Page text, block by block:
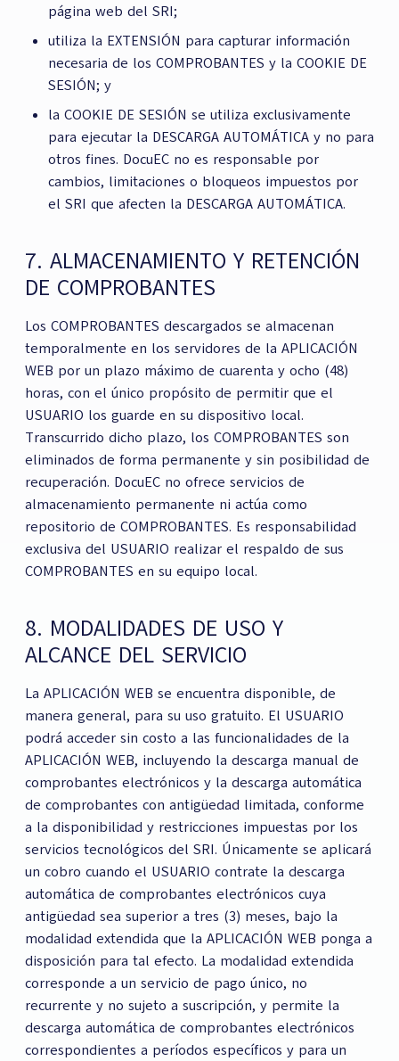
página web del SRI;
utiliza la EXTENSIÓN para capturar información
necesaria de los COMPROBANTES y la COOKIE DE
SESIÓN; y
la COOKIE DE SESIÓN se utiliza exclusivamente
para ejecutar la DESCARGA AUTOMÁTICA y no para
otros fines. DocuEC no es responsable por
cambios, limitaciones o bloqueos impuestos por
el SRI que afecten la DESCARGA AUTOMÁTICA.
7. ALMACENAMIENTO Y RETENCIÓN
DE COMPROBANTES
Los COMPROBANTES descargados se almacenan
temporalmente en los servidores de la APLICACIÓN
WEB por un plazo máximo de cuarenta y ocho (48)
horas, con el único propósito de permitir que el
USUARIO los guarde en su dispositivo local.
Transcurrido dicho plazo, los COMPROBANTES son
eliminados de forma permanente y sin posibilidad de
recuperación. DocuEC no ofrece servicios de
almacenamiento permanente ni actúa como
repositorio de COMPROBANTES. Es responsabilidad
exclusiva del USUARIO realizar el respaldo de sus
COMPROBANTES en su equipo local.
8. MODALIDADES DE USO Y
ALCANCE DEL SERVICIO
La APLICACIÓN WEB se encuentra disponible, de
manera general, para su uso gratuito. El USUARIO
podrá acceder sin costo a las funcionalidades de la
APLICACIÓN WEB, incluyendo la descarga manual de
comprobantes electrónicos y la descarga automática
de comprobantes con antigüedad limitada, conforme
a la disponibilidad y restricciones impuestas por los
servicios tecnológicos del SRI. Únicamente se aplicará
un cobro cuando el USUARIO contrate la descarga
automática de comprobantes electrónicos cuya
antigüedad sea superior a tres (3) meses, bajo la
modalidad extendida que la APLICACIÓN WEB ponga a
disposición para tal efecto. La modalidad extendida
corresponde a un servicio de pago único, no
recurrente y no sujeto a suscripción, y permite la
descarga automática de comprobantes electrónicos
correspondientes a períodos específicos y para un